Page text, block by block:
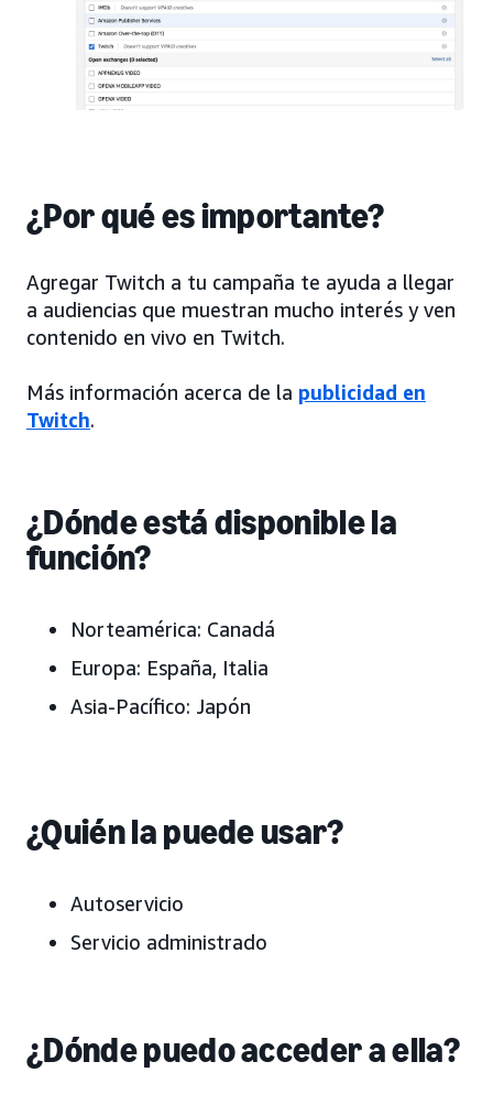
¿Por qué es importante?
Agregar Twitch a tu campaña te ayuda a llegar
a audiencias que muestran mucho interés y ven
contenido en vivo en Twitch.
Más información acerca de la publicidad en
Twitch.
¿Dónde está disponible la
función?
Norteamérica: Canadá
Europa: España, Italia
Asia-Pacífico: Japón
¿Quién la puede usar?
Autoservicio
Servicio administrado
¿Dónde puedo acceder a ella?